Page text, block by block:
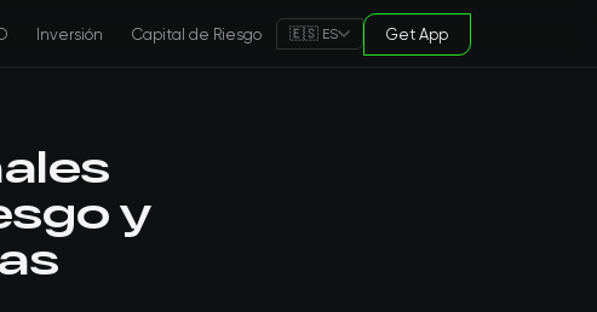
Inversión Capital de Riesgo 🇪🇸 ES Get App
y